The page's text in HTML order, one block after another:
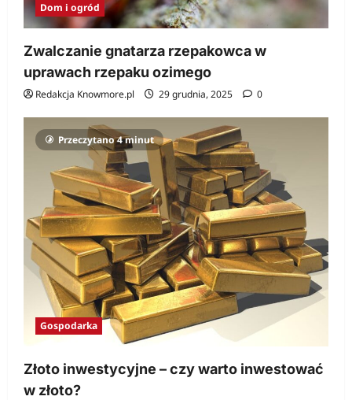
Dom i ogród
Zwalczanie gnatarza rzepakowca w
uprawach rzepaku ozimego
Redakcja Knowmore.pl 29 grudnia, 2025 0
Przeczytano 4 minut
Gospodarka
Złoto inwestycyjne – czy warto inwestować
w złoto?